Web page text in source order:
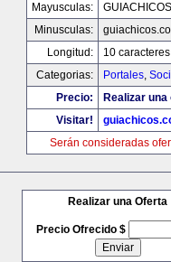
Mayusculas:
Minusculas:
Longitud:
10 caracteres
Categorias:
Portales,
Precio:
Realizar
Visitar!
Serán consideradas
Realizar una Oferta
Precio Ofrecido $